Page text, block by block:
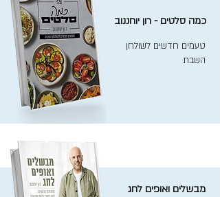
כמה סלטים - רון יוחננוב
טעמים חדשים לשולחן
השבת
מבשלים ואופים לחג